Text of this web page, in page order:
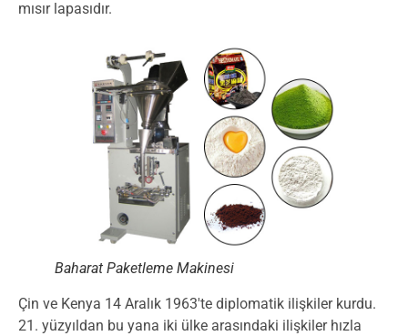
mısır lapasıdır.
Baharat Paketleme Makinesi
Çin ve Kenya 14 Aralık 1963'te diplomatik ilişkiler kurdu.
21. yüzyıldan bu yana iki ülke arasındaki ilişkiler hızla